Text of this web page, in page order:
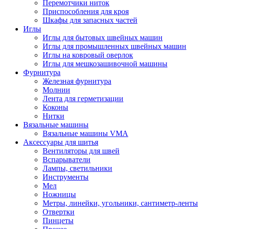
Перемотчики ниток
Приспособления для кроя
Шкафы для запасных частей
Иглы
Иглы для бытовых швейных машин
Иглы для промышленных швейных машин
Иглы на ковровый оверлок
Иглы для мешкозашивочной машины
Фурнитура
Железная фурнитура
Молнии
Лента для герметизации
Коконы
Нитки
Вязальные машины
Вязальные машины VMA
Аксессуары для шитья
Вентиляторы для швей
Вспарыватели
Лампы, светильники
Инструменты
Мел
Ножницы
Метры, линейки, угольники, сантиметр-ленты
Отвертки
Пинцеты